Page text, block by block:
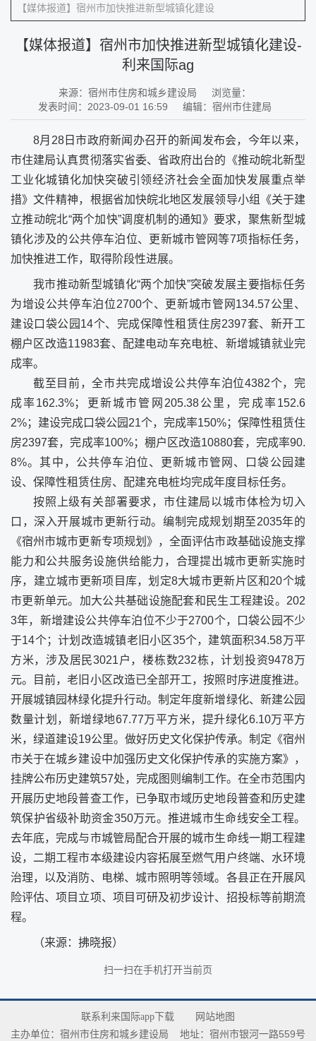
【媒体报道】宿州市加快推进新型城镇化建设
【媒体报道】宿州市加快推进新型城镇化建设-
利来国际ag
来源：宿州市住房和城乡建设局
浏览量：
发表时间：2023-09-01 16:59
编辑：宿州市住建局
8月28日市政府新闻办召开的新闻发布会，今年以来，
市住建局认真贯彻落实省委、省政府出台的《推动皖北新型
工业化城镇化加快突破引领经济社会全面加快发展重点举
措》文件精神，根据省加快皖北地区发展领导小组《关于建
立推动皖北“两个加快”调度机制的通知》要求，聚焦新型城
镇化涉及的公共停车泊位、更新城市管网等7项指标任务，
加快推进工作，取得阶段性进展。
我市推动新型城镇化“两个加快”突破发展主要指标任务
为增设公共停车泊位2700个、更新城市管网134.57公里、
建设口袋公园14个、完成保障性租赁住房2397套、新开工
棚户区改造11983套、配建电动车充电桩、新增城镇就业完
成率。
截至目前，全市共完成增设公共停车泊位4382个，完
成率162.3%；更新城市管网205.38公里，完成率152.6
2%；建设完成口袋公园21个，完成率150%；保障性租赁住
房2397套，完成率100%；棚户区改造10880套，完成率90.
8%。其中，公共停车泊位、更新城市管网、口袋公园建
设、保障性租赁住房、配建充电桩均完成年度目标任务。
按照上级有关部署要求，市住建局以城市体检为切入
口，深入开展城市更新行动。编制完成规划期至2035年的
《宿州市城市更新专项规划》，全面评估市政基础设施支撑
能力和公共服务设施供给能力，合理提出城市更新实施时
序，建立城市更新项目库，划定8大城市更新片区和20个城
市更新单元。加大公共基础设施配套和民生工程建设。202
3年，新增建设公共停车泊位不少于2700个，口袋公园不少
于14个；计划改造城镇老旧小区35个，建筑面积34.58万平
方米，涉及居民3021户，楼栋数232栋，计划投资9478万
元。目前，老旧小区改造已全部开工，按照时序进度推进。
开展城镇园林绿化提升行动。制定年度新增绿化、新建公园
数量计划，新增绿地67.77万平方米，提升绿化6.10万平方
米，绿道建设19公里。做好历史文化保护传承。制定《宿州
市关于在城乡建设中加强历史文化保护传承的实施方案》，
挂牌公布历史建筑57处，完成图则编制工作。在全市范围内
开展历史地段普查工作，已争取市域历史地段普查和历史建
筑保护省级补助资金350万元。推进城市生命线安全工程。
去年底，完成与市城管局配合开展的城市生命线一期工程建
设，二期工程市本级建设内容拓展至燃气用户终端、水环境
治理，以及消防、电梯、城市照明等领域。各县正在开展风
险评估、项目立项、项目可研及初步设计、招投标等前期流
程。
（来源：拂晓报）
扫一扫在手机打开当前页
联系利来国际app下载 网站地图
主办单位：宿州市住房和城乡建设局 地址：宿州市银河一路559号